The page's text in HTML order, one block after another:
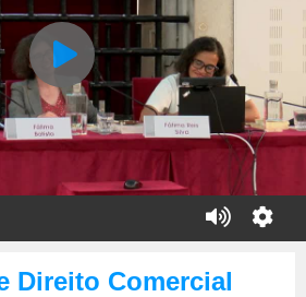
Direito Comercial